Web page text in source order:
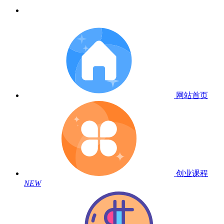
网站首页
创业课程
NEW